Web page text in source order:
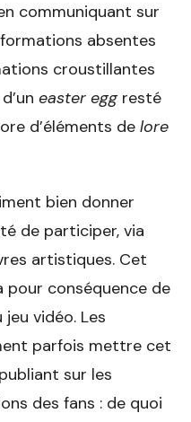
communiquant sur
absentes
croustillantes
easter eggresté
d’éléments de lore
bien donner
de participer, via
artistiques. Cet
conséquence de
vidéo. Les
parfois mettre cet
sur les
des fans : de quoi